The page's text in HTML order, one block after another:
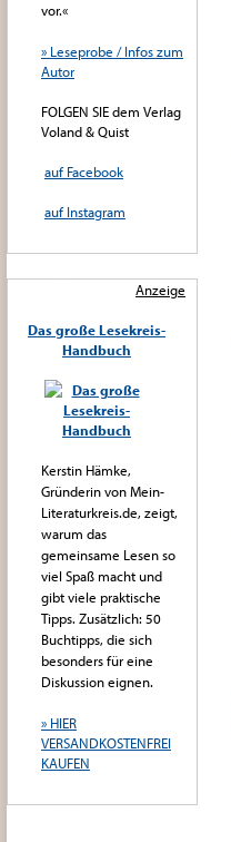
vor.«
» Leseprobe / Infos zum
Autor
FOLGEN SIE dem Verlag
Voland & Quist
auf Facebook
auf Instagram
Anzeige
Das große Lesekreis-
Handbuch
Kerstin Hämke,
Gründerin von Mein-
Literaturkreis.de, zeigt,
warum das
gemeinsame Lesen so
viel Spaß macht und
gibt viele praktische
Tipps. Zusätzlich: 50
Buchtipps, die sich
besonders für eine
Diskussion eignen.
» HIER
VERSANDKOSTENFREI
KAUFEN